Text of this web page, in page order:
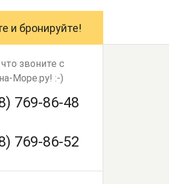
и бронируйте!
звоните с
Море.ру! :-)
769-86-48
769-86-52